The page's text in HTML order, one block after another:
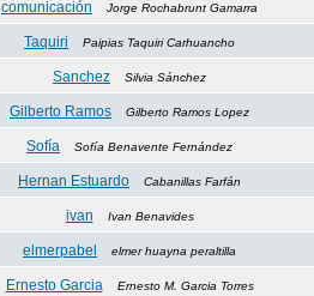
comunicación Jorge Rochabrunt Gamarra
Taquiri Paipias Taquiri Carhuancho
Sanchez Silvia Sánchez
Gilberto Ramos Gilberto Ramos Lopez
Sofía Sofía Benavente Fernández
Hernan Estuardo Cabanillas Farfán
ivan Ivan Benavides
elmerpabel elmer huayna peraltilla
Ernesto Garcia Ernesto M. Garcia Torres